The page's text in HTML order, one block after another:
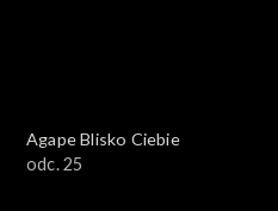
Agape Blisko Ciebie
odc. 25